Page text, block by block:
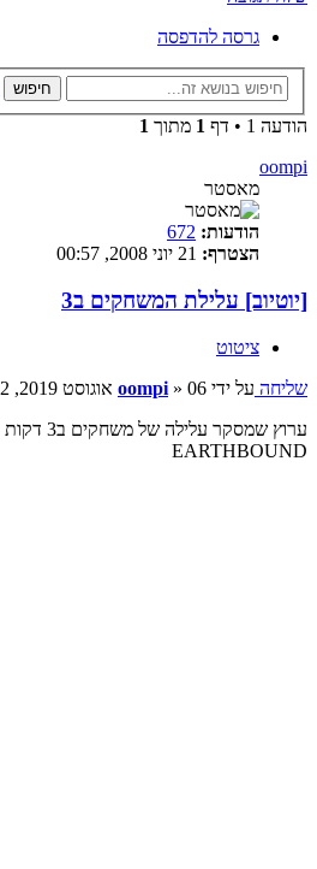
גרסה להדפסה
חיפוש
הודעה 1 • דף
1 מתוך 1
oompi
מאסטר
הודעות: 672
הצטרף:
[יוטיוב] עלילת המשחקים ב3
ציטוט
שליחה על ידי oompi » 06 אוגוסט 2019, 07:22
ערוץ שמסקר עלילה של משחקים ב3 דקות
EARTHBOUND